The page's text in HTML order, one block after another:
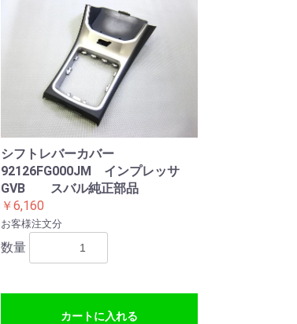
シフトレバーカバー
92126FG000JM インプレッサ
GVB スバル純正部品
￥6,160
お客様注文分
数量
カートに入れる